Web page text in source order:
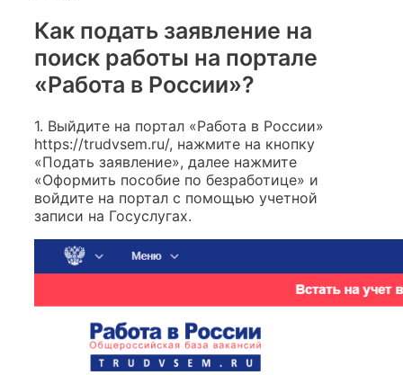
Как подать заявление на
поиск работы на портале
«Работа в России»?
1. Выйдите на портал «Работа в России»
https://trudvsem.ru/, нажмите на кнопку
«Подать заявление», далее нажмите
«Оформить пособие по безработице» и
войдите на портал с помощью учетной
записи на Госуслугах.